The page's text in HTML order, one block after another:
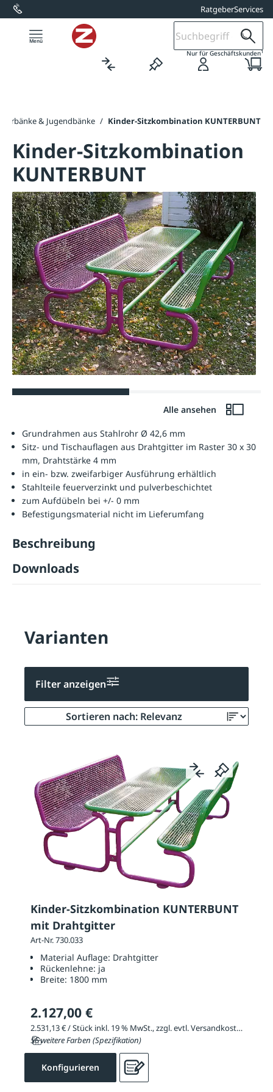
springen RatgeberServices
Nur für Geschäftskunden1
& Jugendbänke / Kinder-Sitzkombination KUNTERBUNT
Kinder-Sitzkombination
KUNTERBUNT
Alle ansehen
Grundrahmen aus Stahlrohr Ø 42,6 mm
Sitz- und Tischauflagen aus Drahtgitter im Raster 30 x 30
mm, Drahtstärke 4 mm
in ein- bzw. zweifarbiger Ausführung erhältlich
Stahlteile feuerverzinkt und pulverbeschichtet
zum Aufdübeln bei +/- 0 mm
Befestigungsmaterial nicht im Lieferumfang
Beschreibung
Downloads
Varianten
Filter anzeigen
Kinder-Sitzkombination KUNTERBUNT
mit Drahtgitter
Art-Nr. 730.033
Material Auflage: Drahtgitter
Rückenlehne: ja
Breite: 1800 mm
2.127,00 €
2.531,13 € / Stück inkl. 19 % MwSt., zzgl. evtl. Versandkosten
56 weitere Farben (Spezifikation)
Konfigurieren